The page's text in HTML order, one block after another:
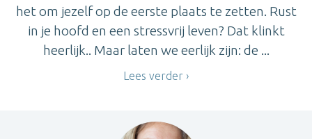
het om jezelf op de eerste plaats te zetten. Rust
in je hoofd en een stressvrij leven? Dat klinkt
heerlijk.. Maar laten we eerlijk zijn: de ...
Lees verder